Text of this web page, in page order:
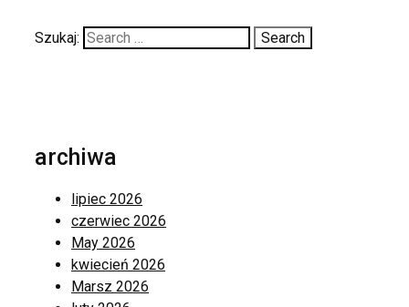
Szukaj:
archiwa
lipiec 2026
czerwiec 2026
May 2026
kwiecień 2026
Marsz 2026